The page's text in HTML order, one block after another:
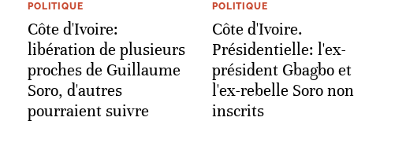
POLITIQUE
Côte d'Ivoire:
libération de plusieurs
proches de Guillaume
Soro, d'autres
pourraient suivre
POLITIQUE
Côte d'Ivoire.
Présidentielle: l'ex-
président Gbagbo et
l'ex-rebelle Soro non
inscrits